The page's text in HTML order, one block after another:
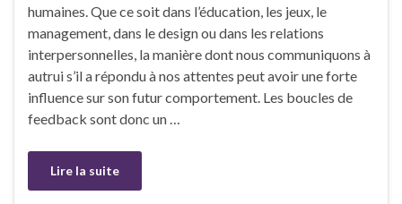
humaines. Que ce soit dans l’éducation, les jeux, le
management, dans le design ou dans les relations
interpersonnelles, la manière dont nous communiquons à
autrui s’il a répondu à nos attentes peut avoir une forte
influence sur son futur comportement. Les boucles de
feedback sont donc un …
Lire la suite